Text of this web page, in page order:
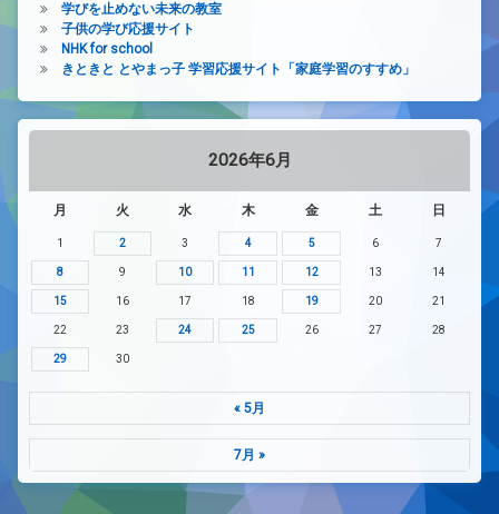
学びを止めない未来の教室
子供の学び応援サイト
NHK for school
きときと とやまっ子 学習応援サイト「家庭学習のすすめ」
2026年6月
月 火 水 木 金 土 日
1 2 3 4 5 6 7
8 9 10 11 12 13 14
15 16 17 18 19 20 21
22 23 24 25 26 27 28
29 30
« 5月
7月 »